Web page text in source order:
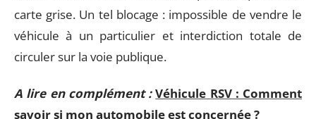
carte grise. Un tel blocage : impossible de vendre le
véhicule à un particulier et interdiction totale de
circuler sur la voie publique.
A lire en complément : Véhicule RSV : Comment
savoir si mon automobile est concernée ?